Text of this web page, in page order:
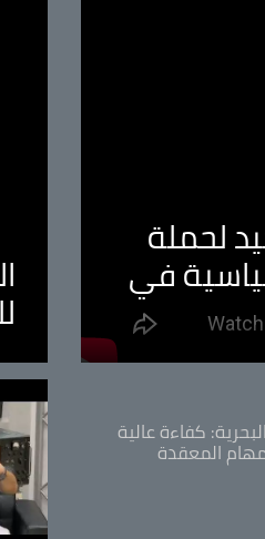
لحملة
في
كفاءة عالية
المعقدة